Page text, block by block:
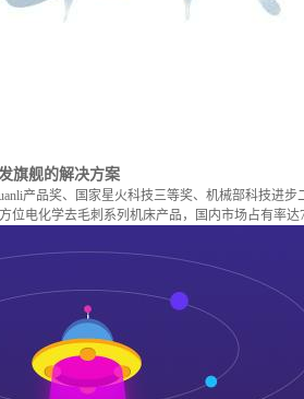
旗舰的解决方案
产品奖、国家星火科技三等奖、机械部科技进
位电化学去毛刺系列机床产品，国内市场占有率达